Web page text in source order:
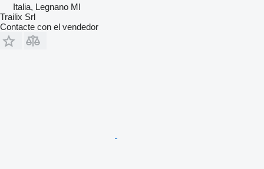
Italia, Legnano MI
Trailix Srl
Contacte con el vendedor